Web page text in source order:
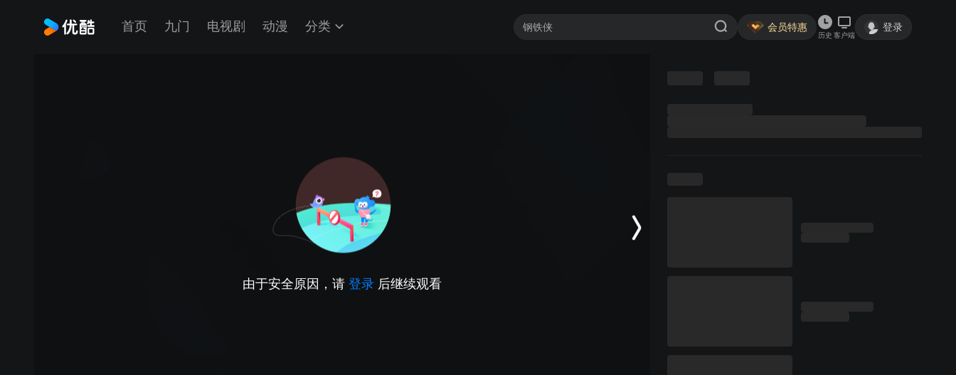
首页 九门 电视剧 动漫 分类 会员特惠
历史 客户端
登录
由于安全原因，请 登录 后继续观看